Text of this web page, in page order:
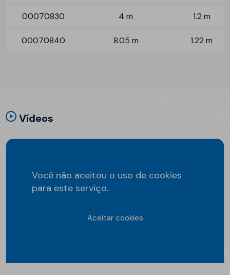
00070830 4 m 1.2 m
00070840 8.05 m 1.22 m
Vídeos
Você não aceitou o uso de cookies
para este serviço.
Aceitar cookies